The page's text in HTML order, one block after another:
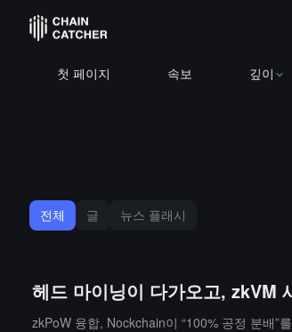
첫 페이지 속보 깊이
전체 글 뉴스 플래시
헤드 마이닝이 다가오고, zkVM
zkPoW 융합, Nockchain이 “100% 공정 분배”